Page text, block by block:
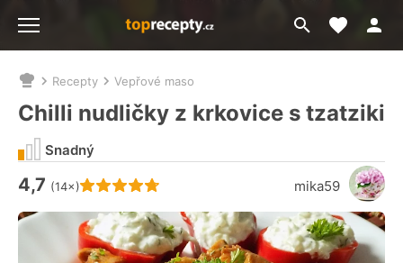
Přejít
na
Moje
Nacházíte
se
zde:
Recepty Vepřové maso
Chilli nudličky z krkovice s tzatziki
Hodnocení receptu je
4,7 (14×) mika59
Snadný